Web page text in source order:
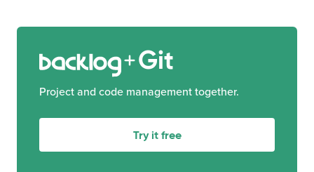
Git
Project and code management together.
Try it free